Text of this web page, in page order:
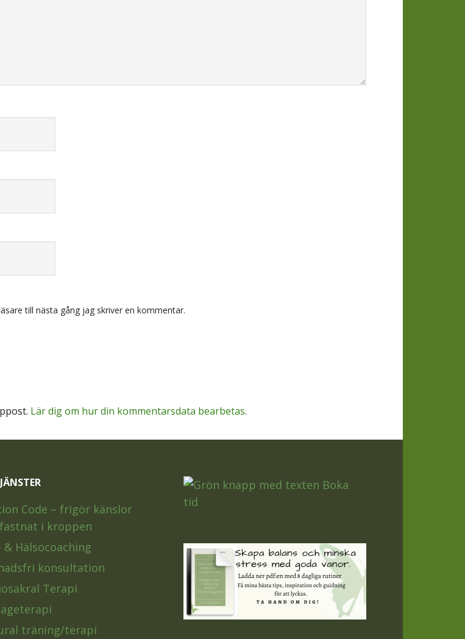
till nästa gång jag skriver en kommentar.
Lär dig om hur din kommentarsdata bearbetas.
Code – frigör känslor
i kroppen
& Hälsocoaching
konsultation
Terapi
träning/terapi